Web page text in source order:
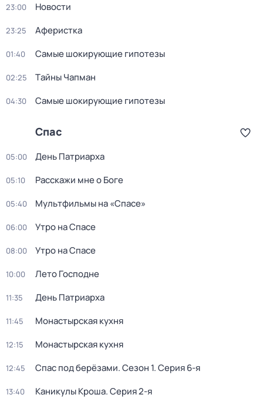
23:00 Новости
23:25 Аферистка
01:40 Самые шoкиpующие гипотезы
02:25 Тaйны Чапман
04:30 Самые шoкиpующие гипотезы
Спас
05:00 День Патриарха
05:10 Расскажи мне о Боге
05:40 Мультфильмы на «Спасе»
06:00 Утро на Спасе
08:00 Утро на Спасе
10:00 Лето Господне
11:35 День Патриарха
11:45 Монастырская кухня
12:15 Монастырская кухня
12:45 Спас под берёзами. Сезон 1. Серия 6-я
13:40 Каникулы Кроша. Серия 2-я